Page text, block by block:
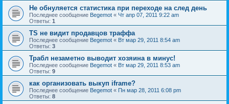
Не обнуляется статистика при переходе на след день
Последнее сообщение Begemot « Чт апр 07, 2011 9:22 am
Ответы: 1
TS не видит продавцов траффа
Последнее сообщение Begemot « Вт мар 29, 2011 8:54 am
Ответы: 3
Трабл незаметно выводит хозяина в минус!
Последнее сообщение Begemot « Вт мар 29, 2011 8:53 am
Ответы: 9
как организовать выкуп iframe?
Последнее сообщение Begemot « Пн мар 28, 2011 6:08 pm
Ответы: 8